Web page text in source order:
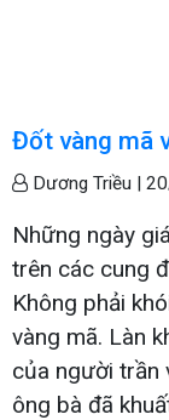
Đốt vàng mã
Dương Triều |
Những ngày
trên các cung
Không phải
vàng mã. Làn
của người trần
ông bà đã